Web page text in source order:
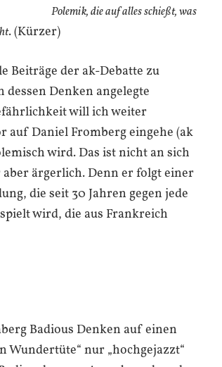
Polemik, die auf alles schießt, was
. (Kürzer)
Beiträge der ak-Debatte zu
Denken angelegte
will ich weiter
auf Daniel Fromberg eingehe (ak
wird. Das ist nicht an sich
ärgerlich. Denn er folgt einer
die seit 30 Jahren gegen jede
wird, die aus Frankreich
Badious Denken auf einen
Wundertüte“ nur „hochgejazzt“